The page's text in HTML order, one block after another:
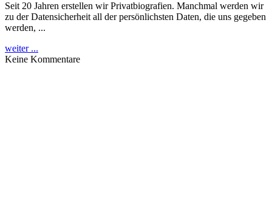
Seit 20 Jahren erstellen wir Privatbiografien. Manchmal werden wir
zu der Datensicherheit all der persönlichsten Daten, die uns gegeben
werden, ...
weiter ...
Keine Kommentare